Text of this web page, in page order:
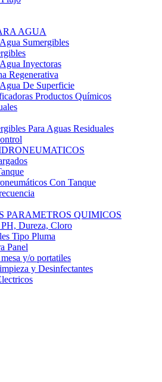
AGUA
Sumergibles
Inyectoras
Regenerativa
De Superficie
Productos Químicos
Para Aguas Residuales
Con Tanque
PARAMETROS QUIMICOS
Dureza, Cloro
Tipo Pluma
Panel
y/o portatiles
y Desinfectantes